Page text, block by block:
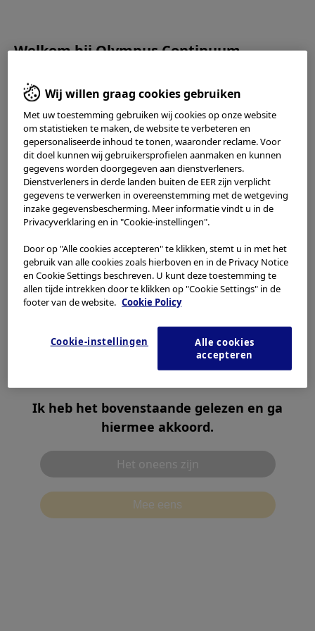
2023.06.26
(English) Instruction for
Use
Back to TOP
Products & Solutions
Contact
Welkom bij Olympus Continuum.
Lees de
door voordat u deze website gebruikt. Deze website is
alleen bedoeld voor zorgprofessionals. U hebt geen recht op
toegang tot, gebruik van of downloaden van materiaal van
deze website als u geen zorgprofessional bent.
Deze website maakt gebruik vancookiesom u een betere
browse-ervaring te bieden. Cookies maken het mogelijk
websites af te stemmen op uw interesses en voorkeuren. U
kunt meer informatie vinden in onzePrivacyverklaring. U
kunt hier de huidige cookie-instelling voor deze website
opvragen en deze op elk moment wijzigen via de koppeling
voor cookies in de voettekst.
Selecteer uw land/regio
Ik heb het bovenstaande gelezen en ga
hiermee akkoord.
Het oneens zijn
Mee eens
Wij willen graag cookies gebruiken
Met uw toestemming gebruiken wij cookies op onze website
om statistieken te maken, de website te verbeteren en
gepersonaliseerde inhoud te tonen, waaronder reclame. Voor
dit doel kunnen wij gebruikersprofielen aanmaken en kunnen
gegevens worden doorgegeven aan dienstverleners.
Dienstverleners in derde landen buiten de EER zijn verplicht
gegevens te verwerken in overeenstemming met de wetgeving
inzake gegevensbescherming. Meer informatie vindt u in de
Privacyverklaring en in "Cookie-instellingen".
Door op "Alle cookies accepteren" te klikken, stemt u in met het
gebruik van alle cookies zoals hierboven en in de Privacy Notice
en Cookie Settings beschreven. U kunt deze toestemming te
allen tijde intrekken door te klikken op "Cookie Settings" in de
footer van de website. Cookie Policy
Cookie-instellingen
Alle cookies
accepteren